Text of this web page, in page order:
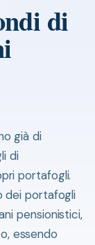
di
già di
di
portafogli.
dei portafogli
pensionistici,
essendo